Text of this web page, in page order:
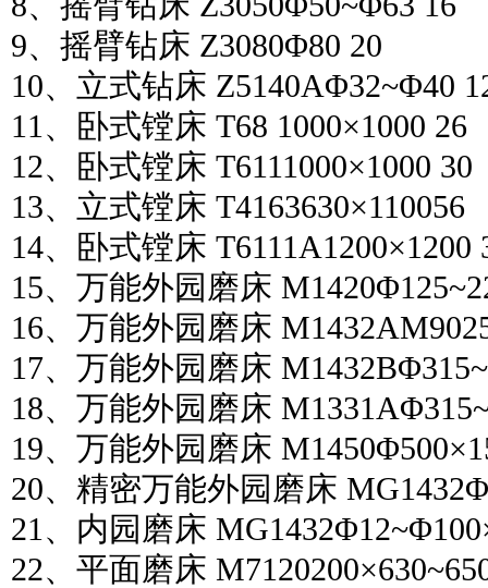
9、摇臂钻床 Z3080Φ80 20
10、立式钻床 Z5140AΦ32~Φ40
11、卧式镗床 T68 1000×1000 26
12、卧式镗床 T6111000×1000 30
13、立式镗床 T4163630×110056
14、卧式镗床 T6111A1200×1200
15、万能外园磨床
16、万能外园磨床
17、万能外园磨床
18、万能外园磨床
19、万能外园磨床
20、精密万能外园磨床
21、内园磨床
22、平面磨床